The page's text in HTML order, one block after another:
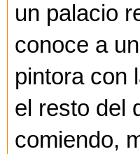
un palacio
conoce a
pintora con
el resto del
comiendo,